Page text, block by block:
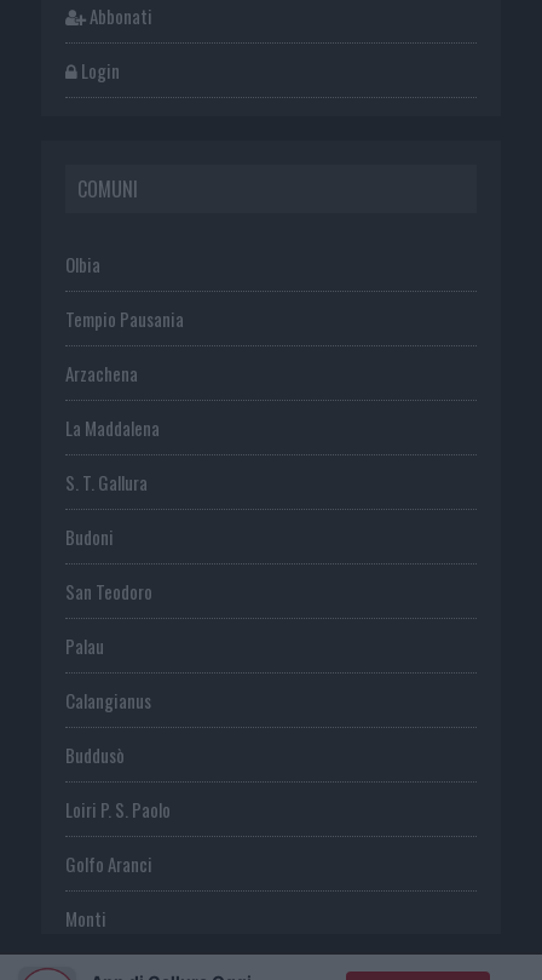
Abbonati
Login
COMUNI
Olbia
Tempio Pausania
Arzachena
La Maddalena
S. T. Gallura
Budoni
San Teodoro
Palau
Calangianus
Buddusò
Loiri P. S. Paolo
Golfo Aranci
Monti
Telti